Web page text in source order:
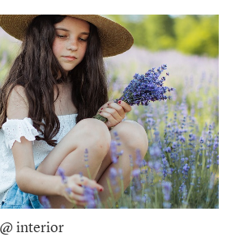
interior